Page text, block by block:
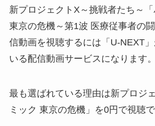
新プロジェクトX～挑戦者たち～
東京の危機～第1波 医療従事者の
信動画を視聴するには「U-NEXT
いる配信動画サービスになります。
最も選ばれている理由は新プロジ
ミック 東京の危機」を0円で視聴